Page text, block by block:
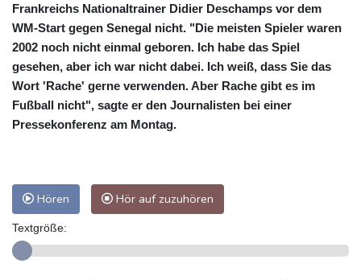
Frankreichs Nationaltrainer Didier Deschamps vor dem
WM-Start gegen Senegal nicht. "Die meisten Spieler waren
2002 noch nicht einmal geboren. Ich habe das Spiel
gesehen, aber ich war nicht dabei. Ich weiß, dass Sie das
Wort 'Rache' gerne verwenden. Aber Rache gibt es im
Fußball nicht", sagte er den Journalisten bei einer
Pressekonferenz am Montag.
Hören Hör auf zuzuhören
Textgröße: